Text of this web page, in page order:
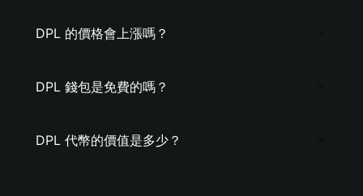
DPL 的價格會上漲嗎？
DPL 錢包是免費的嗎？
DPL 代幣的價值是多少？